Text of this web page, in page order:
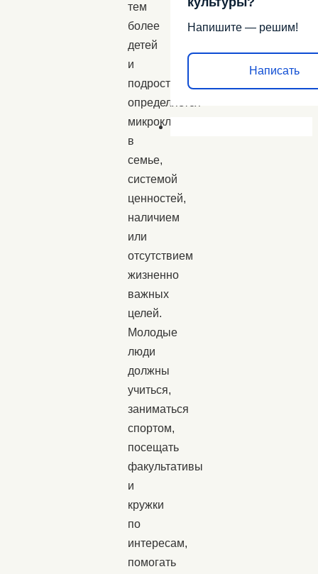
тем
более
детей
и
подростков,
определяется
микроклиматом
в
семье,
системой
ценностей,
наличием
или
отсутствием
жизненно
важных
целей.
Молодые
люди
должны
учиться,
заниматься
спортом,
посещать
факультативы
и
кружки
по
интересам,
помогать
Напишите — решим!
Написать